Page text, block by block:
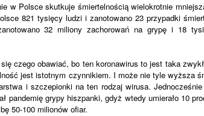
w Polsce skutkuje śmiertelnością wielokrotnie
821 tysięcy ludzi i zanotowano 23 przypadki
32 miliony zachorowań na grypę i 18
czego obawiać, bo ten koronawirus to jest taka
jest istotnym czynnikiem. I może nie tyle wyższa
i szczepionki na ten rodzaj wirusa.
pandemię grypy hiszpanki, gdyż wtedy umierało 10
50-100 milionów ofiar.